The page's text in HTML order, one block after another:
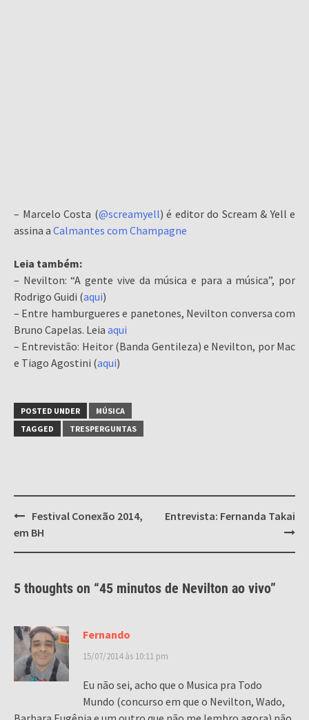
– Marcelo Costa (@screamyell) é editor do Scream & Yell e
assina a Calmantes com Champagne
Leia também:
– Nevilton: “A gente vive da música e para a música”, por
Rodrigo Guidi (aqui)
– Entre hamburgueres e panetones, Nevilton conversa com
Bruno Capelas. Leia aqui
– Entrevistão: Heitor (Banda Gentileza) e Nevilton, por Mac
e Tiago Agostini (aqui)
POSTED UNDER
MÚSICA
TAGGED
TRESPERGUNTAS
Post
navigation
Festival Conexão 2014,
em BH
Entrevista: Fernanda Takai
5 thoughts on “45 minutos de Nevilton ao vivo”
Fernando
15/07/2014 às 10:11 pm
Eu não sei, acho que o Musica pra Todo
Mundo (concurso em que o Nevilton, Wado,